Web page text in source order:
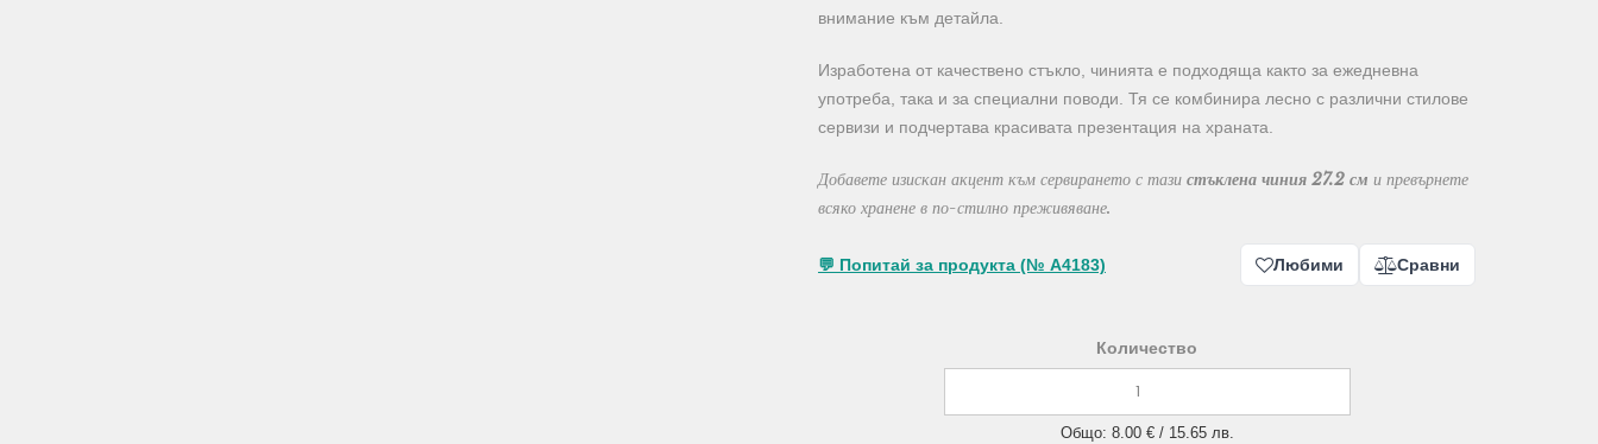
внимание към детайла.
Изработена от качествено стъкло, чинията е подходяща както за ежедневна
употреба, така и за специални поводи. Тя се комбинира лесно с различни стилове
сервизи и подчертава красивата презентация на храната.
Добавете изискан акцент към сервирането с тази стъклена чиния 27.2 см и превърнете
всяко хранене в по-стилно преживяване.
💬 Попитай за продукта (№ A4183) Любими Сравни
Количество
Общо: 8.00 € / 15.65 лв.